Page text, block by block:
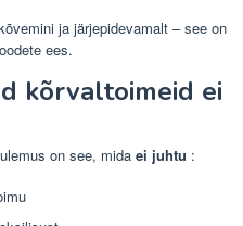
ja järjepidevamalt – see on
ees.
kõrvaltoimeid ei
on see, mida ei juhtu :